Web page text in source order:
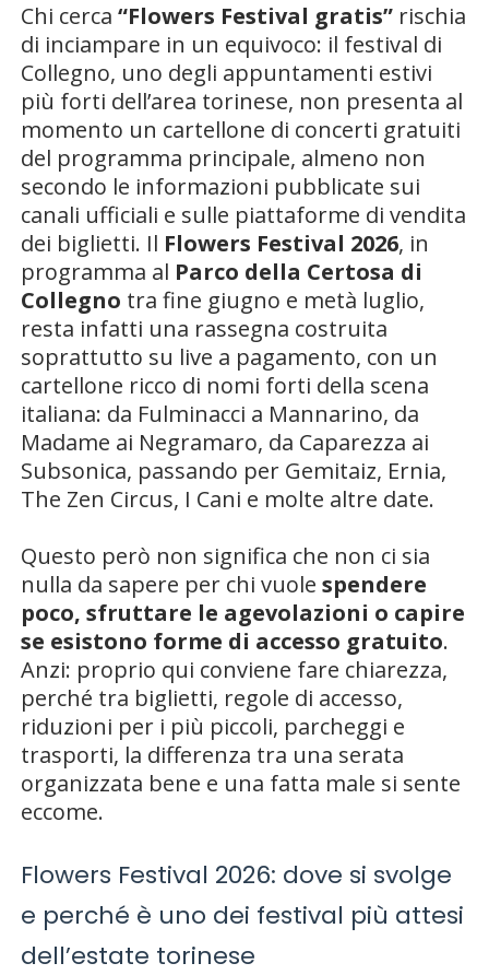
Chi cerca “Flowers Festival gratis” rischia
di inciampare in un equivoco: il festival di
Collegno, uno degli appuntamenti estivi
più forti dell’area torinese, non presenta al
momento un cartellone di concerti gratuiti
del programma principale, almeno non
secondo le informazioni pubblicate sui
canali ufficiali e sulle piattaforme di vendita
dei biglietti. Il Flowers Festival 2026, in
programma al Parco della Certosa di
Collegno tra fine giugno e metà luglio,
resta infatti una rassegna costruita
soprattutto su live a pagamento, con un
cartellone ricco di nomi forti della scena
italiana: da Fulminacci a Mannarino, da
Madame ai Negramaro, da Caparezza ai
Subsonica, passando per Gemitaiz, Ernia,
The Zen Circus, I Cani e molte altre date.
Questo però non significa che non ci sia
nulla da sapere per chi vuole spendere
poco, sfruttare le agevolazioni o capire
se esistono forme di accesso gratuito.
Anzi: proprio qui conviene fare chiarezza,
perché tra biglietti, regole di accesso,
riduzioni per i più piccoli, parcheggi e
trasporti, la differenza tra una serata
organizzata bene e una fatta male si sente
eccome.
Flowers Festival 2026: dove si svolge
e perché è uno dei festival più attesi
dell’estate torinese